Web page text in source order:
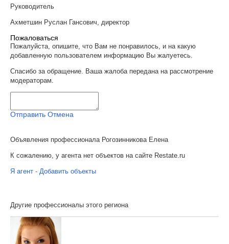
Руководитель
Ахметшин Руслан Гансович, директор
Пожаловаться
Пожалуйста, опишите, что Вам не понравилось, и на какую
добавленную пользователем информацию Вы жалуетесь.
Спасибо за обращение. Ваша жалоба передана на рассмотрение
модераторам.
Отправить Отмена
Объявления профессионала Рогозинникова Елена
К сожалению, у агента нет объектов на сайте Restate.ru
Я агент - Добавить объекты
Другие профессионалы этого региона